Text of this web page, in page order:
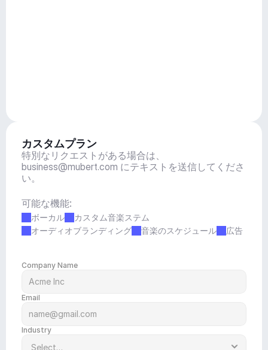
カスタムプラン
特別なリクエストがある場合は、
business@mubert.com にテキストを送信してくださ
い。
可能な機能:
ボーカル
カスタム音楽ステム
オーディオブランディング
音楽のスケジュール 広告
Company Name
Email
Industry